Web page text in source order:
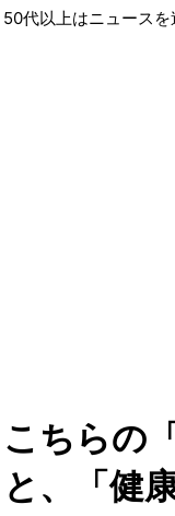
50代以上はニュースを
こちらの
と、「健